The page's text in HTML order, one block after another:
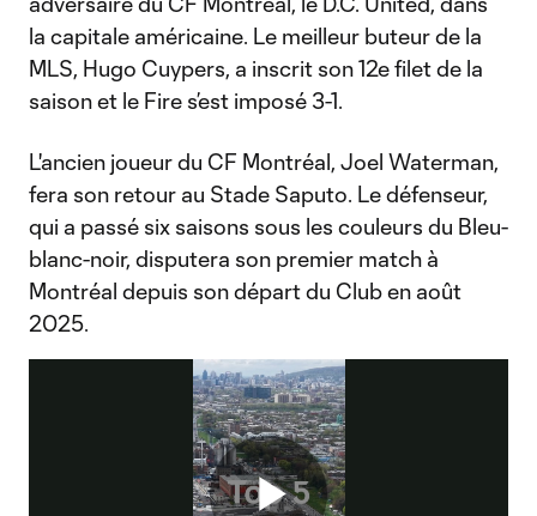
la capitale américaine. Le meilleur buteur de la
MLS, Hugo Cuypers, a inscrit son 12e filet de la
saison et le Fire s’est imposé 3-1.
L'ancien joueur du CF Montréal, Joel Waterman,
fera son retour au Stade Saputo. Le défenseur,
qui a passé six saisons sous les couleurs du Bleu-
blanc-noir, disputera son premier match à
Montréal depuis son départ du Club en août
2025.